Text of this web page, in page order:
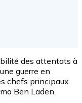
des attentats à
guerre en
chefs principaux
Ben Laden.